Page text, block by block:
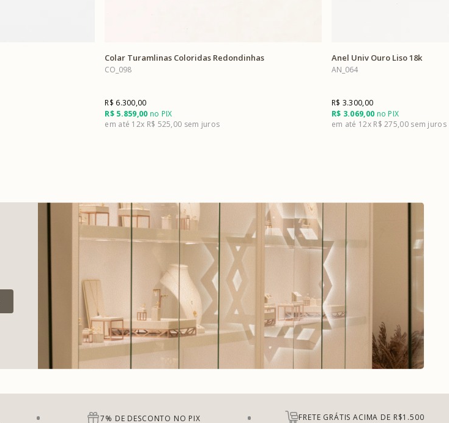
Colar Turamlinas Coloridas Redondinhas
CO_098
R$ 5.859,00 no PIX
R$ 6.300,00
12x R$ 525,00
Anel Univ Ouro Liso 18k
AN_064
R$ 3.069,00 no PIX
R$ 3.300,00
12x R$ 275,00
7% DE DESCONTO NO PIX FRETE GRÁTIS ACIMA DE R$1.500